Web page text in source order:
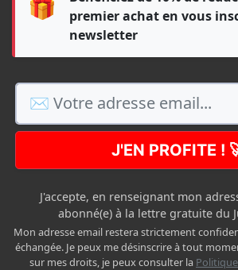
🎁
premier achat en vous
newsletter
J'EN PROFITE !
J'accepte, en renseignant mon
abonné(e) à la lettre gratuite du
Mon adresse email restera strictement
échangée. Je peux me désinscrire à tout
sur mes droits, je peux consulter la